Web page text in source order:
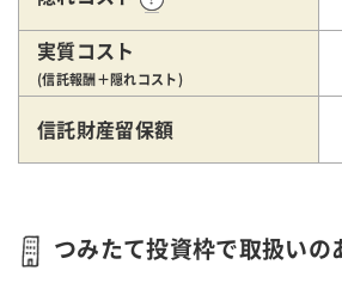
実質コスト
(信託報酬＋隠れコスト)
信託財産留保額
つみたて投資枠で取扱いの